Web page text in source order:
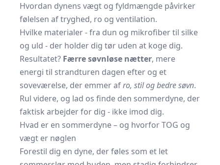
Hvordan dynens vægt og fyldmængde påvirker
følelsen af tryghed, ro og ventilation.
Hvilke materialer - fra dun og mikrofiber til silke
og uld - der holder dig tør uden at koge dig.
Resultatet? Færre søvnløse nætter, mere
energi til strandturen dagen efter og et
soveværelse, der emmer afro, stil og bedre søvn.
Rul videre, og lad os finde den sommerdyne, der
faktisk arbejder for dig - ikke imod dig.
Hvad er en sommerdyne – og hvorfor TOG og
vægt er nøglen
Forestil dig en dyne, der føles som et let